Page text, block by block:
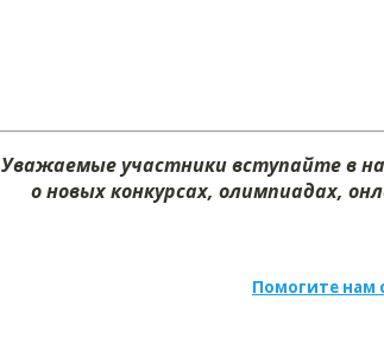
Уважаемые участники вступайте в
о новых конкурсах, олимпиадах,
Помогите нам